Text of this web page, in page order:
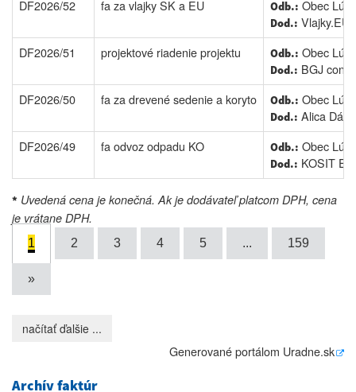
DF2026/52
fa za vlajky SK a EU Odb.: Obec
Dod.: Vlajky.EU
DF2026/51
projektové riadenie projektu Odb.: Obec
Dod.: BGJ
DF2026/50
fa za drevené sedenie a koryto Odb.: Obec
Dod.: Alica
DF2026/49
fa odvoz odpadu KO Odb.: Obec
Dod.: KOSIT
* Uvedená cena je konečná. Ak je dodávateľ platcom DPH, cena
je vrátane DPH.
1 2 3 4 5 ... 159
»
načítať ďalšie ...
Generované portálom Uradne.sk
Archív faktúr